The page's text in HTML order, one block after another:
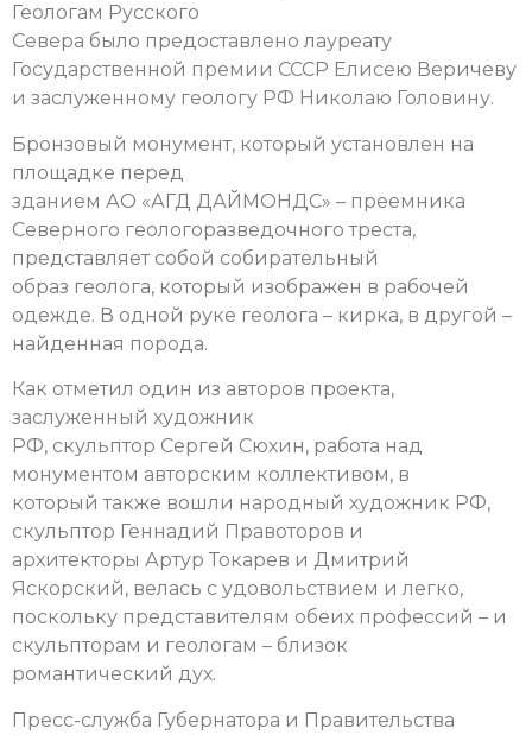
Геологам Русского
Севера было предоставлено лауреату
Государственной премии СССР Елисею Веричеву
и заслуженному геологу РФ Николаю Головину.
Бронзовый монумент, который установлен на
площадке перед
зданием АО «АГД ДАЙМОНДС» – преемника
Северного геологоразведочного треста,
представляет собой собирательный
образ геолога, который изображен в рабочей
одежде. В одной руке геолога – кирка, в другой –
найденная порода.
Как отметил один из авторов проекта,
заслуженный художник
РФ, скульптор Сергей Сюхин, работа над
монументом авторским коллективом, в
который также вошли народный художник РФ,
скульптор Геннадий Правоторов и
архитекторы Артур Токарев и Дмитрий
Яскорский, велась с удовольствием и легко,
поскольку представителям обеих профессий – и
скульпторам и геологам – близок
романтический дух.
Пресс-служба Губернатора и Правительства